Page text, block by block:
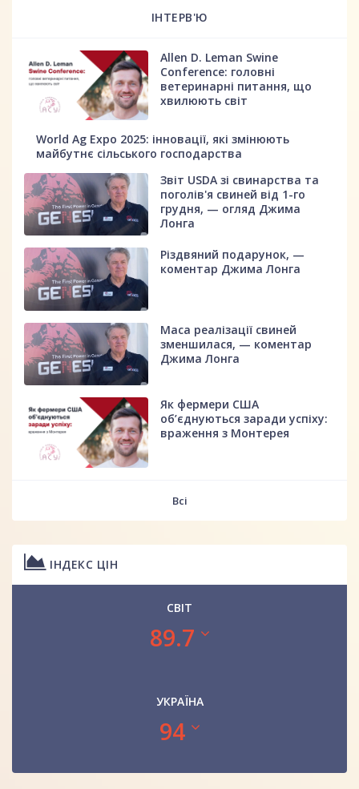
ІНТЕРВ'Ю
Allen D. Leman Swine
Conference: головні
ветеринарні питання, що
хвилюють світ
World Ag Expo 2025: інновації, які змінюють
майбутнє сільського господарства
Звіт USDA зі свинарства та
поголів'я свиней від 1-го
грудня, — огляд Джима
Лонга
Різдвяний подарунок, —
коментар Джима Лонга
Маса реалізації свиней
зменшилася, — коментар
Джима Лонга
Як фермери США
об’єднуються заради успіху:
враження з Монтерея
Всі
ІНДЕКС ЦІН
СВІТ
89.7
УКРАЇНА
94